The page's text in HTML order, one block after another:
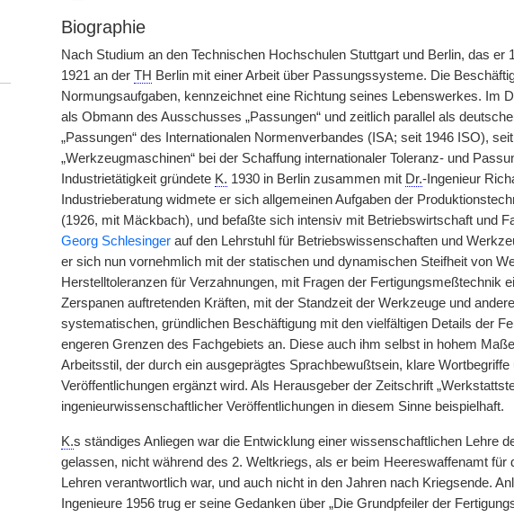
Biographie
Nach Studium an den Technischen Hochschulen Stuttgart und Berlin, das
1921 an der TH Berlin mit einer Arbeit über Passungssysteme. Die
Normungsaufgaben, kennzeichnet eine Richtung seines Lebenswerkes. Im
als Obmann des Ausschusses „Passungen“ und zeitlich parallel als
„Passungen“ des Internationalen Normenverbandes (ISA; seit 1946 ISO),
„Werkzeugmaschinen“ bei der Schaffung internationaler Toleranz- und
Industrietätigkeit gründete K. 1930 in Berlin zusammen mit Dr.-Ingenieur
Industrieberatung widmete er sich allgemeinen Aufgaben der
(1926, mit Mäckbach), und befaßte sich intensiv mit Betriebswirtschaft und
Georg Schlesingerauf den Lehrstuhl für Betriebswissenschaften und
er sich nun vornehmlich mit der statischen und dynamischen Steifheit von
Herstelltoleranzen für Verzahnungen, mit Fragen der Fertigungsmeßtechnik
Zerspanen auftretenden Kräften, mit der Standzeit der Werkzeuge und
systematischen, gründlichen Beschäftigung mit den vielfältigen Details der
engeren Grenzen des Fachgebiets an. Diese auch ihm selbst in hohem
Arbeitsstil, der durch ein ausgeprägtes Sprachbewußtsein, klare
Veröffentlichungen ergänzt wird. Als Herausgeber der Zeitschrift
ingenieurwissenschaftlicher Veröffentlichungen in diesem Sinne beispielhaft.
K.s ständiges Anliegen war die Entwicklung einer wissenschaftlichen Lehre
gelassen, nicht während des 2. Weltkriegs, als er beim Heereswaffenamt
Lehren verantwortlich war, und auch nicht in den Jahren nach Kriegsende.
Ingenieure 1956 trug er seine Gedanken über „Die Grundpfeiler der